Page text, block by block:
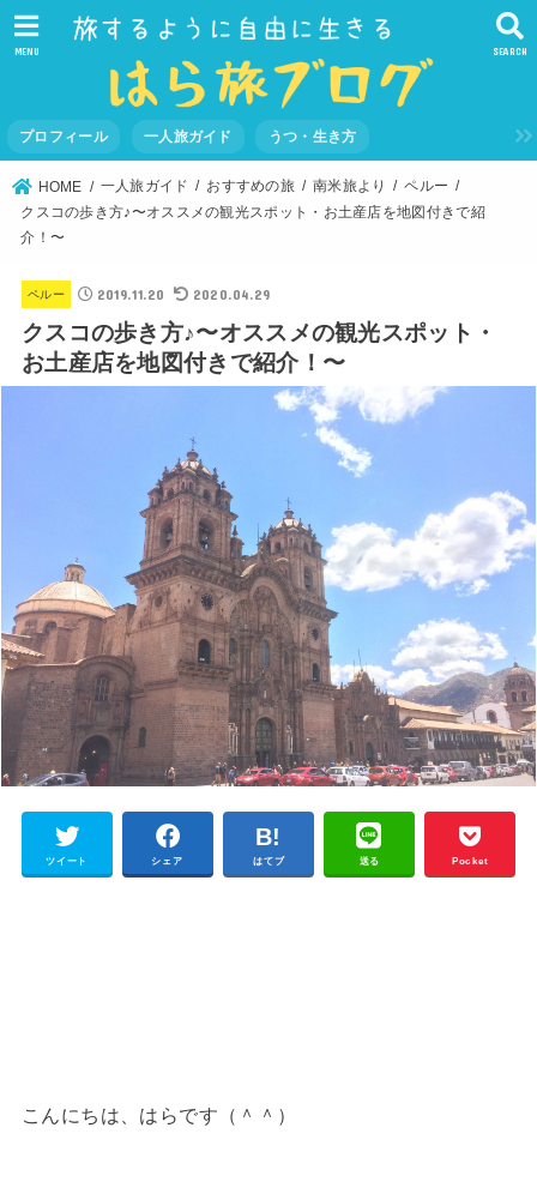
SEARCH
MENU
プロフィール 一人旅ガイド うつ・生き方
HOME 一人旅ガイド おすすめの旅 南米旅より
ペルー
クスコの歩き方♪〜オススメの観光スポット・お土産店を地図付きで紹
介！〜
ペルー 2019.11.20 2020.04.29
クスコの歩き方♪〜オススメの観光スポット・
お土産店を地図付きで紹介！〜
ツイート シェア はてブ 送る Pocket
こんにちは、はらです（＾＾）